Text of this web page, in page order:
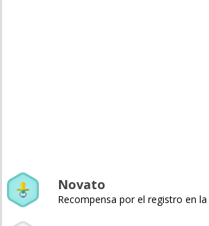
Novato
Recompensa por el registro en la